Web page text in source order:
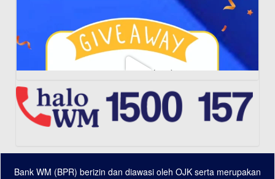
Bank WM (BPR) berizin dan diawasi oleh OJK serta merupakan